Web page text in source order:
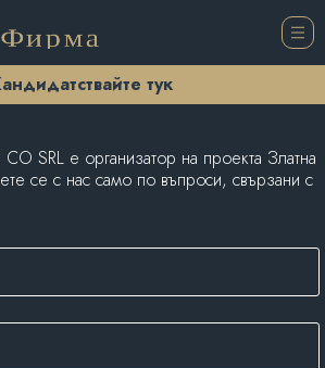
тук
SRL е организатор на проекта Златна
се с нас само по въпроси, свързани с